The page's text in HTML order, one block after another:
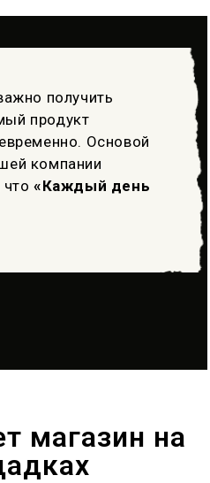
получить
продукт
Основой
компании
«Каждый день
магазин на